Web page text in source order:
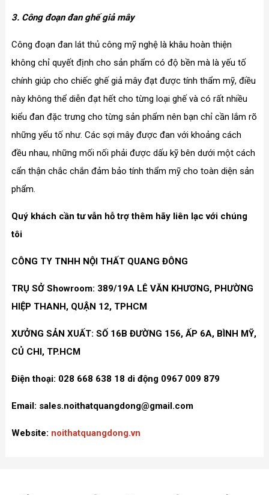
3. Công đoạn đan ghế giả mây
Công đoạn đan lát thủ công mỹ nghệ là khâu hoàn thiện
không chỉ quyết định cho sản phẩm có độ bền mà là yếu tố
chính giúp cho chiếc ghế giả mây đạt được tính thẩm mỹ, điều
này không thể diễn đạt hết cho từng loại ghế và có rất nhiều
kiểu đan đặc trưng cho từng sản phẩm nên bạn chỉ cần lắm rõ
những yếu tố như. Các sợi mây được đan với khoảng cách
đều nhau, những mối nối phải được dấu kỹ bên dưới một cách
cẩn thận chắc chắn đảm bảo tính thẩm mỹ cho toàn diện sản
phẩm.
Quý khách cần tư vẫn hỗ trợ thêm hãy liên lạc với chúng
tôi
CÔNG TY TNHH NỘI THẤT QUANG ĐÔNG
TRỤ SỞ Showroom: 389/19A LÊ VĂN KHƯƠNG, PHƯỜNG
HIỆP THANH, QUẬN 12, TPHCM
XƯỞNG SẢN XUẤT: SỐ 16B ĐƯỜNG 156, ẤP 6A, BÌNH MỸ,
CỦ CHI, TP.HCM
Điện thoại: 028 668 638 18 di động 0967 009 879
Email: sales.noithatquangdong@gmail.com
Website: noithatquangdong.vn